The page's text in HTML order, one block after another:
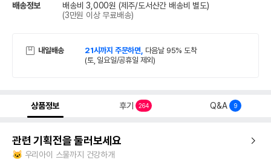
배송정보 배송비 3,000원 (제주/도서산간 배송비 별도)
(3만원 이상 무료배송)
내일배송 21시까지 주문하면, 다음날 95% 도착
(토, 일요일/공휴일 제외)
상품정보 후기 264 Q&A 9
관련 기획전을 둘러보세요
🐱 우리아이 스물까지 건강하개